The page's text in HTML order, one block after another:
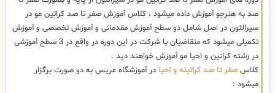
صد به هنرجو آموزش داده میشود ، کلاس آموزش صفر تا صد کراتین مو در
سیرالئون در اصل شامل دو سطح آموزش مقدماتی و آموزش تخصصی و آموزش
تکمیلی میشود که متقاضیان با شرکت در این دوره در واقع در 3 سطح آموزشی
در رشته کراتین و احیا مو آموزش خواهند دید .
کلاسصفر تا صد کراتینه و احیا در آموزشگاه عریس به دو صورت برگزار
میشود :